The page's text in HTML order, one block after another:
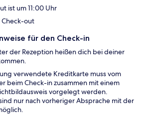
ist um 11:00 Uhr
Check-out
für den Check-in
der Rezeption heißen dich bei deiner
verwendete Kreditkarte muss vom
beim Check-in zusammen mit einem
vorgelegt werden.
nur nach vorheriger Absprache mit der